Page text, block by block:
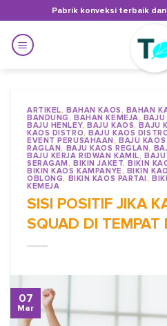
to
content
Pabrik konveksi terbaik
ARTIKEL,BAHAN KAOS, BAHAN
BANDUNG,BAHAN KEMEJA, BAJU
BAJU HENLEY,BAJU KAOS,BAJU
KAOS DISTRO,BAJU KAOS
EVENT PERUSAHAAN,BAJU KAOS
RAGLAN, BAJU KAOS REGLAN,
BAJU KERJA RIDWAN KAMIL,BAJU
SERAGAM,BIKIN JAKET,BIKIN
BIKIN KAOS KAMPANYE, BIKIN
OBLONG, BIKIN KAOS PARTAI,
KEMEJA
SISI POSITIF JIKA
SQUAD DI TEMPAT
07
Mar